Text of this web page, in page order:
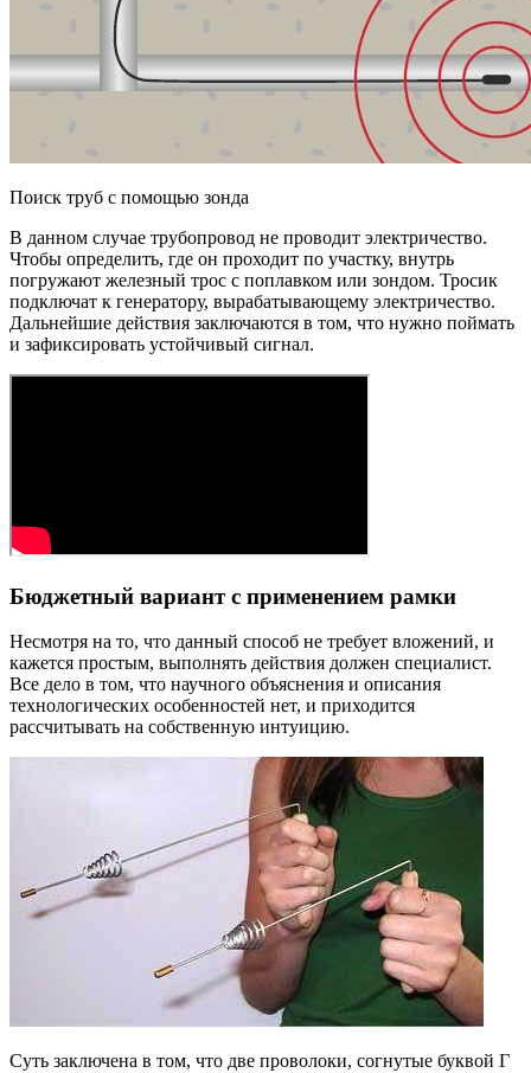
Поиск труб с помощью зонда
В данном случае трубопровод не проводит электричество.
Чтобы определить, где он проходит по участку, внутрь
погружают железный трос с поплавком или зондом. Тросик
подключат к генератору, вырабатывающему электричество.
Дальнейшие действия заключаются в том, что нужно поймать
и зафиксировать устойчивый сигнал.
Бюджетный вариант с применением рамки
Несмотря на то, что данный способ не требует вложений, и
кажется простым, выполнять действия должен специалист.
Все дело в том, что научного объяснения и описания
технологических особенностей нет, и приходится
рассчитывать на собственную интуицию.
Суть заключена в том, что две проволоки, согнутые буквой Г